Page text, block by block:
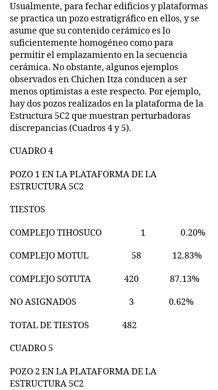
Usualmente, para fechar edificios y plataformas
se practica un pozo estratigráfico en ellos, y se
asume que su contenido cerámico es lo
suficientemente homogéneo como para
permitir el emplazamiento en la secuencia
cerámica. No obstante, algunos ejemplos
observados en Chichen Itza conducen a ser
menos optimistas a este respecto. Por ejemplo,
hay dos pozos realizados en la plataforma de la
Estructura 5C2 que muestran perturbadoras
discrepancias (Cuadros 4 y 5).
CUADRO 4
POZO 1 EN LA PLATAFORMA DE LA
ESTRUCTURA 5C2
TIESTOS
COMPLEJO TIHOSUCO 1 0.20%
COMPLEJO MOTUL 58 12.83%
COMPLEJO SOTUTA 420 87.13%
NO ASIGNADOS 3 0.62%
TOTAL DE TIESTOS 482
CUADRO 5
POZO 2 EN LA PLATAFORMA DE LA
ESTRUCTURA 5C2